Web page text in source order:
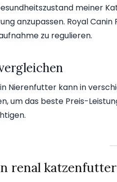
meiner
anzupassen. Royal
zu regulieren.
Nierenfutter kann in
um das beste Preis-
renal